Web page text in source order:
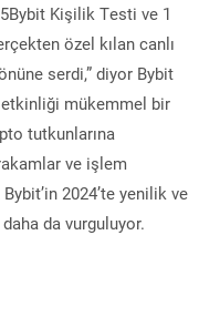
Kişilik Testi ve 1
özel kılan canlı
serdi,” diyor Bybit
etkinliği mükemmel bir
tutkunlarına
ve işlem
2024’te yenilik ve
da vurguluyor.